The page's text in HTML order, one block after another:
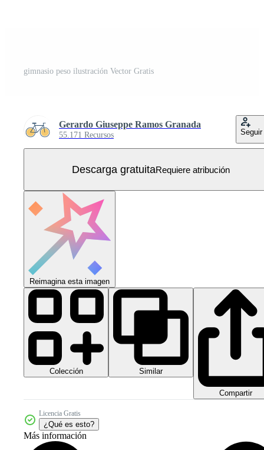
gimnasio peso ilustración Vector Gratis
Gerardo Giuseppe Ramos Granada
55.171 Recursos Seguir
Descarga gratuitaRequiere atribución
Reimagina esta imagen
Colección Similar
Compartir
Licencia Gratis
¿Qué es esto?
Más información